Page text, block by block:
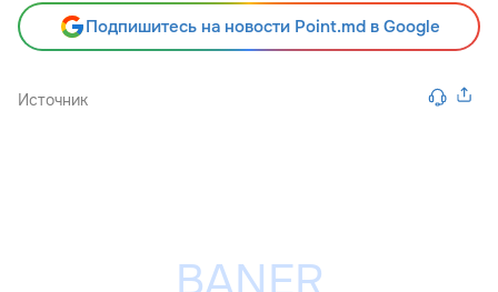
Подпишитесь на новости Point.md в Google
Источник